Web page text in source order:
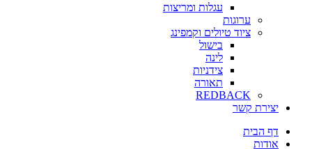
עגלות ומריצות
ערוגות
ציוד טיולים וקמפינג
בישול
לינה
צידניות
תאורה
REDBACK
יצירת קשר
דף הבית
אודות